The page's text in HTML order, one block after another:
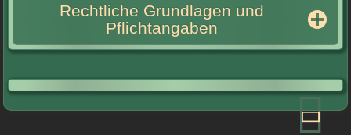
Rechtliche Grundlagen und
Pflichtangaben